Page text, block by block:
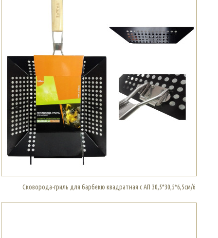
Сковорода-гриль для барбекю квадратная с АП 30,5*30,5*6,5см/6